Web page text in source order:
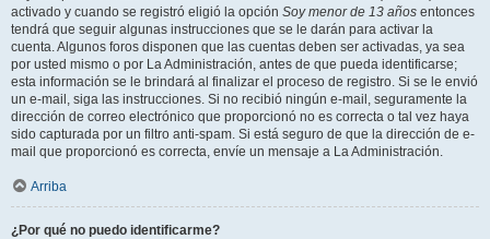
activado y cuando se registró eligió la opción Soy menor de 13 años entonces
tendrá que seguir algunas instrucciones que se le darán para activar la
cuenta. Algunos foros disponen que las cuentas deben ser activadas, ya sea
por usted mismo o por La Administración, antes de que pueda identificarse;
esta información se le brindará al finalizar el proceso de registro. Si se le envió
un e-mail, siga las instrucciones. Si no recibió ningún e-mail, seguramente la
dirección de correo electrónico que proporcionó no es correcta o tal vez haya
sido capturada por un filtro anti-spam. Si está seguro de que la dirección de e-
mail que proporcionó es correcta, envíe un mensaje a La Administración.
Arriba
¿Por qué no puedo identificarme?